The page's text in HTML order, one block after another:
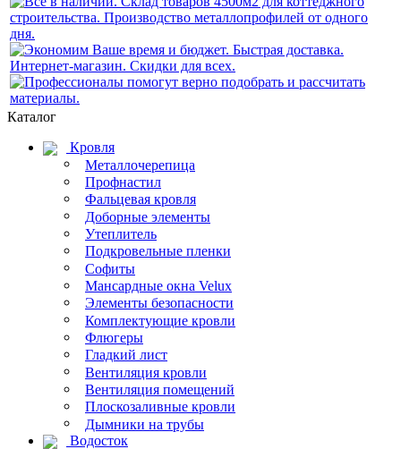
Каталог
Кровля
Металлочерепица
Профнастил
Фальцевая кровля
Доборные элементы
Утеплитель
Подкровельные пленки
Софиты
Мансардные окна Velux
Элементы безопасности
Комплектующие кровли
Флюгеры
Гладкий лист
Вентиляция кровли
Вентиляция помещений
Плоскозаливные кровли
Дымники на трубы
Водосток